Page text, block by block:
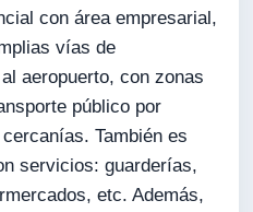
con área empresarial,
vías de
aeropuerto, con zonas
público por
También es
servicios: guarderías,
etc. Además,